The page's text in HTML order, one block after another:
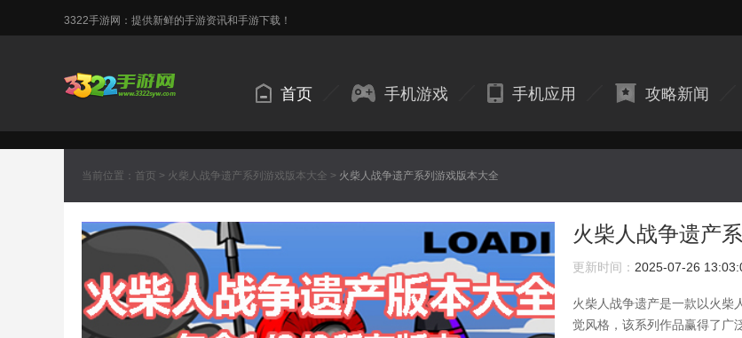
3322手游网：提供新鲜的手游资讯和手游下载！
首页 手机游戏 手机应用 攻略新闻
当前位置： 首页 > 火柴人战争遗产系列游戏版本大全 > 火柴人战争遗产系列游戏版本大全
火柴人战争遗产
更新时间： 2025-07-26
火柴人战争遗产是一款以火柴
觉风格，该系列作品赢得了广